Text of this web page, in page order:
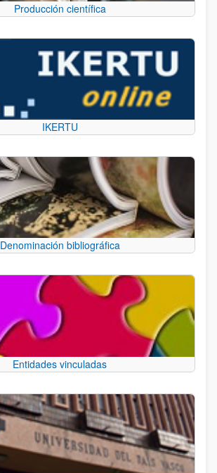
Producción científica
IKERTU
Denominación bibliográfica
Entidades vinculadas